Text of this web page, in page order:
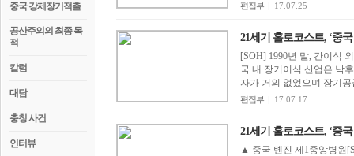
중국 강제장기적출
공산주의의 최종 목
적
칼럼
대담
충칭 사건
인터뷰
편집부 17.07.25
21세기 홀로코스트, ‘중
[SOH] 1990년 말, 간이식
국 내 장기이식 산업은 낙
자가 거의 없었으며 장기
편집부 17.07.17
21세기 홀로코스트, ‘중
▲ 중국 톈진 제1중앙병원